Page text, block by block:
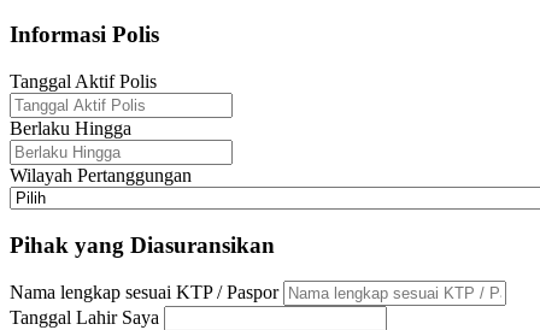
Informasi Polis
Tanggal Aktif Polis
Berlaku Hingga
Wilayah Pertanggungan
Pihak yang Diasuransikan
Nama lengkap sesuai KTP / Paspor
Tanggal Lahir Saya